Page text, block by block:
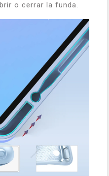
o cerrar la funda.